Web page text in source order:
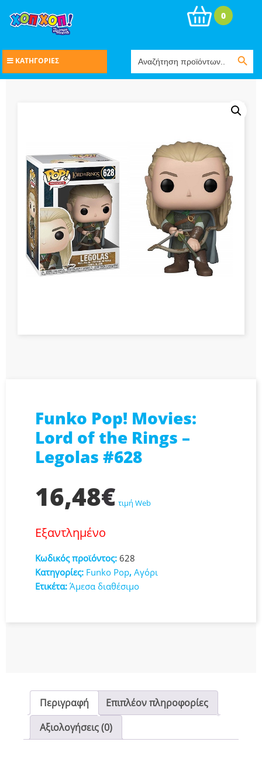
for:
Search Button
0
ΚΑΤΗΓΟΡΙΕΣ
Funko Pop! Movies:
Lord of the Rings –
Legolas #628
16,48€ τιμή Web
Εξαντλημένο
Κωδικός προϊόντος: 628
Κατηγορίες: Funko Pop, Αγόρι
Ετικέτα: Άμεσα διαθέσιμο
Περιγραφή
Επιπλέον πληροφορίες
Αξιολογήσεις (0)